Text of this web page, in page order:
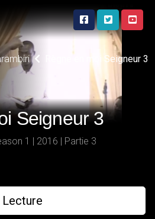
Règne en moi Seigneur 3
Seigneur 3
1 | 2016 | Partie 3
Lecture